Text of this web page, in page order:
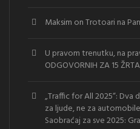
Maksim onTrotoari na
U pravom trenutku, na
ODGOVORNIH ZA 15
„Traffic for All 2025“:
za ljude, ne za
Saobraćaj za sve 2025: